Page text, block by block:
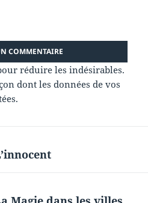
réduire les indésirables.
dont les données de vos
.